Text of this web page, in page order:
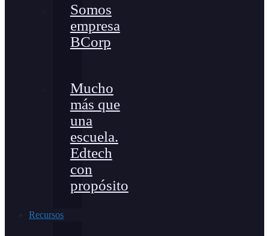
Somos
empresa
BCorp
Mucho
más que
una
escuela.
Edtech
con
propósito
Recursos